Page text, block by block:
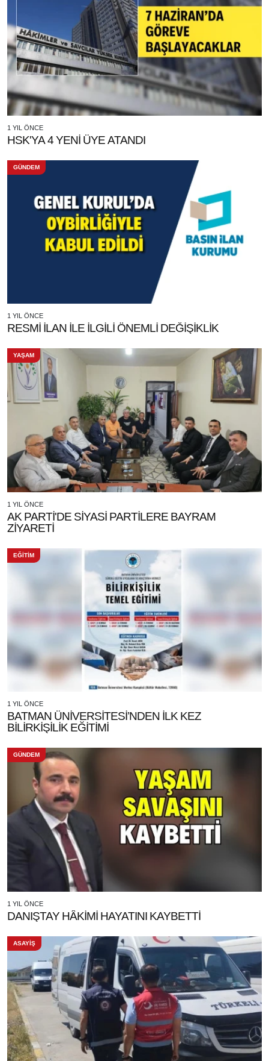
1 YIL ÖNCE
HSK'YA 4 YENİ ÜYE ATANDI
GÜNDEM
1 YIL ÖNCE
RESMİ İLAN İLE İLGİLİ ÖNEMLİ DEĞİŞİKLİK
YAŞAM
1 YIL ÖNCE
AK PARTİ'DE SİYASİ PARTİLERE BAYRAM
ZİYARETİ
EĞİTİM
1 YIL ÖNCE
BATMAN ÜNİVERSİTESİ’NDEN İLK KEZ
BİLİRKİŞİLİK EĞİTİMİ
GÜNDEM
1 YIL ÖNCE
DANIŞTAY HÂKİMİ HAYATINI KAYBETTİ
ASAYİŞ